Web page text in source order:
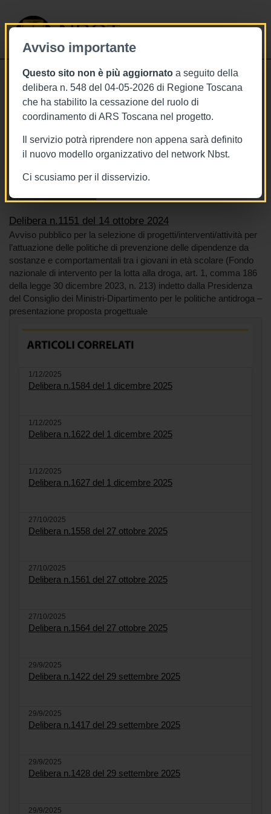
Avviso importante
Questo sito non è più aggiornato a seguito della
delibera n. 548 del 04-05-2026 di Regione Toscana
che ha stabilito la cessazione del ruolo di
coordinamento di ARS Toscana nel progetto.
Il servizio potrà riprendere non appena sarà definito
il nuovo modello organizzativo del network Nbst.
Ci scusiamo per il disservizio.
NBST
14/10/2024
Delibera n.1151 del 14 ottobre 2024
Tags Toscana
BURT Bollettino della regione toscana
Dipendenza da sostanze
Delibera n.1151 del 14 ottobre 2024
Avviso pubblico per la selezione di progetti/interventi/attività per
l’attuazione delle politiche di prevenzione delle dipendenze da
sostanze e comportamentali tra i giovani in età scolare (Fondo
nazionale di intervento per la lotta alla droga, art. 1, comma 186
della legge 30 dicembre 2023, n. 213) indetto dalla Presidenza
del Consiglio dei Ministri-Dipartimento per le politiche antidroga –
presentazione proposta progettuale
1/12/2025
Delibera n.1584 del 1 dicembre 2025
1/12/2025
Delibera n.1622 del 1 dicembre 2025
1/12/2025
Delibera n.1627 del 1 dicembre 2025
27/10/2025
Delibera n.1558 del 27 ottobre 2025
27/10/2025
Delibera n.1561 del 27 ottobre 2025
27/10/2025
Delibera n.1564 del 27 ottobre 2025
29/9/2025
Delibera n.1422 del 29 settembre 2025
29/9/2025
Delibera n.1417 del 29 settembre 2025
29/9/2025
Delibera n.1428 del 29 settembre 2025
29/9/2025